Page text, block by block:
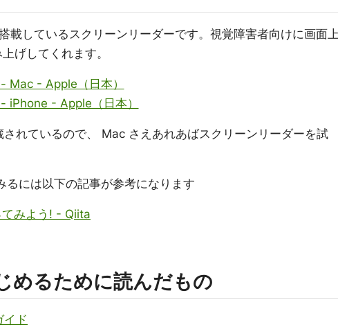
しているスクリーンリーダーです。視覚障害者向けに画面
げしてくれます。
Mac - Apple（日本）
iPhone - Apple（日本）
れているので、 Mac さえあれあばスクリーンリーダーを試
には以下の記事が参考になります
みよう! - Qiita
めるために読んだもの
イド